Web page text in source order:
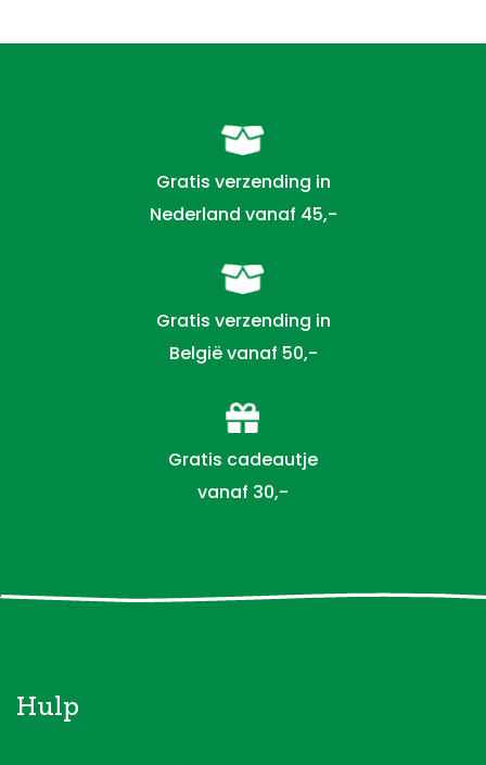
Gratis verzending in
Nederland vanaf 45,-
Gratis verzending in
België vanaf 50,-
Gratis cadeautje
vanaf 30,-
Hulp